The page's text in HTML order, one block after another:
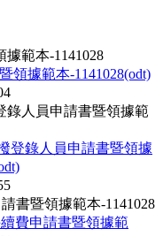
範本-1141028
錄人員申請書暨領據範
書暨領據範本-1141028